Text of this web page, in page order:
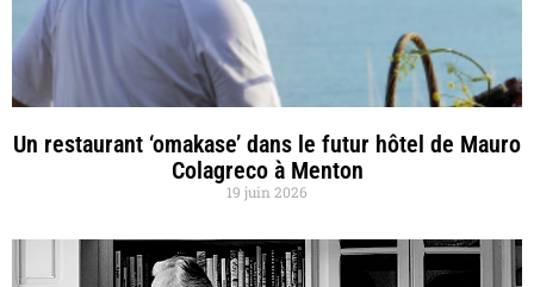
Un restaurant ‘omakase’ dans le futur hôtel de Mauro
Colagreco à Menton
19 juin 2026